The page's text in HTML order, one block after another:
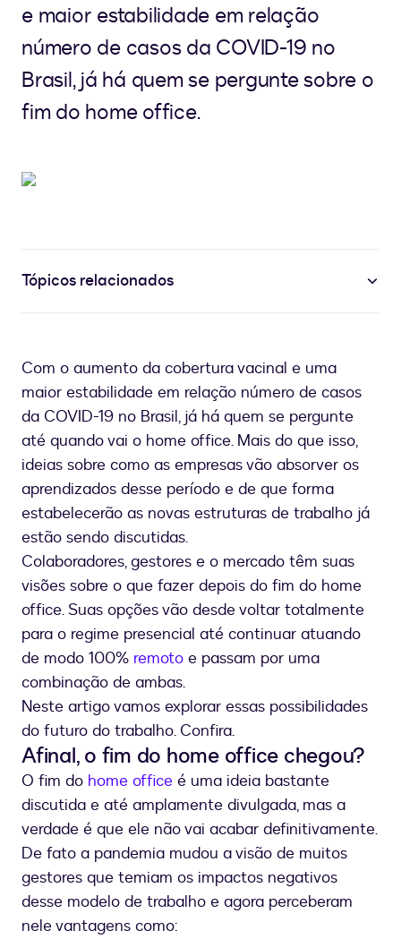
e maior estabilidade em relação
número de casos da COVID-19 no
Brasil, já há quem se pergunte sobre o
fim do home office.
Tópicos relacionados
Com o aumento da cobertura vacinal e uma
maior estabilidade em relação número de casos
da COVID-19 no Brasil, já há quem se pergunte
até quando vai o home office. Mais do que isso,
ideias sobre como as empresas vão absorver os
aprendizados desse período e de que forma
estabelecerão as novas estruturas de trabalho já
estão sendo discutidas.
Colaboradores, gestores e o mercado têm suas
visões sobre o que fazer depois do fim do home
office. Suas opções vão desde voltar totalmente
para o regime presencial até continuar atuando
de modo 100% remoto e passam por uma
combinação de ambas.
Neste artigo vamos explorar essas possibilidades
do futuro do trabalho. Confira.
Afinal, o fim do home office chegou?
O fim do home office é uma ideia bastante
discutida e até amplamente divulgada, mas a
verdade é que ele não vai acabar definitivamente.
De fato a pandemia mudou a visão de muitos
gestores que temiam os impactos negativos
desse modelo de trabalho e agora perceberam
nele vantagens como: